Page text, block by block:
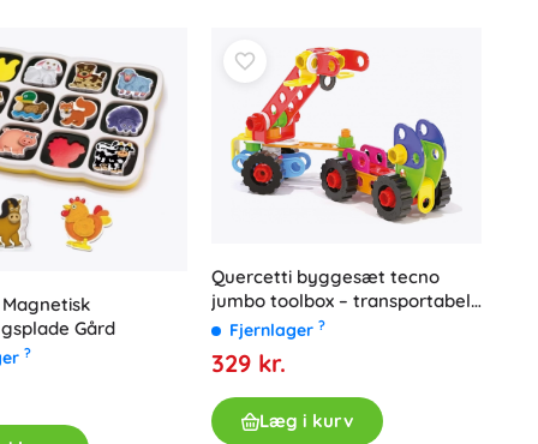
Gård
?
Quercetti byggesæt tecno
jumbo toolbox – transportabel
kuffert med 84 dele
Fjernlager ?
329 kr.
Læg i kurv